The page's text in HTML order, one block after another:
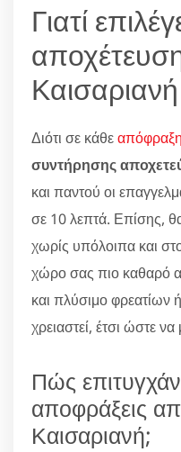
Γιατί
Διότι σε κάθε
συντήρησης
και παντού οι
σε 10 λεπτά. Επίσης,
χωρίς υπόλοιπα και
χώρο σας πιο καθαρό
και πλύσιμο φρεατίων ή
χρειαστεί, έτσι ώστε
Πώς
αποφράξεις
Καισαριανή;